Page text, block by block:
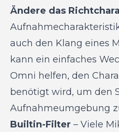
Ändere das
auch den Klang eines
kann ein einfaches
Omni helfen, den
benötigt wird, um den
Aufnahmeumgebung
Builtin-Filter – Viele